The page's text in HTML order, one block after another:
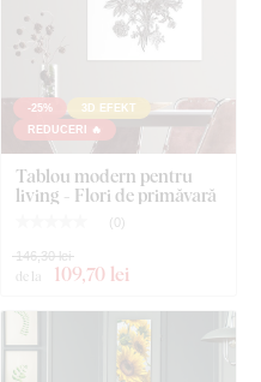
-25%
3D EFEKT
REDUCERI 🔥
Tablou modern pentru
living - Flori de primăvară
( 0 )
de la 109,70 lei
146,30 lei